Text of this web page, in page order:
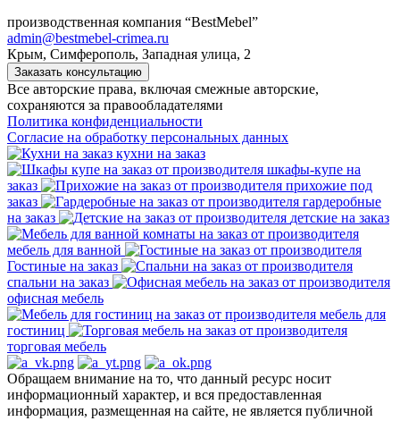
производственная компания “BestMebel”
admin@bestmebel-crimea.ru
Крым, Симферополь, Западная улица, 2
Заказать консультацию
Все авторские права, включая смежные авторские,
сохраняются за правообладателями
Политика конфиденциальности
Согласие на обработку персональных данных
кухни на заказ
шкафы-купе на
заказ
прихожие под
заказ
гардеробные
на заказ
детские на заказ
мебель для ванной
Гостиные на заказ
спальни на заказ
офисная мебель
мебель для
гостиниц
торговая мебель
Обращаем внимание на то, что данный ресурс носит
информационный характер, и вся предоставленная
информация, размещенная на сайте, не является публичной